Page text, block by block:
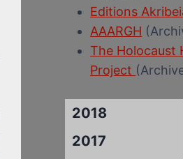
Editions
AAARGH
The Holocaust
Project
2018
2017